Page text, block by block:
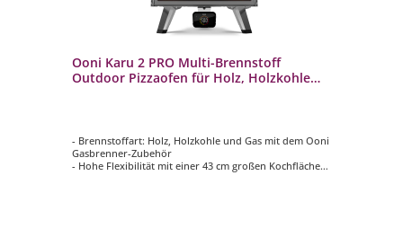
Ooni Karu 2 PRO Multi-Brennstoff
Outdoor Pizzaofen für Holz, Holzkohle
- Brennstoffart: Holz, Holzkohle und Gas mit dem Ooni
Gasbrenner-Zubehör
- Hohe Flexibilität mit einer 43 cm großen Kochfläche